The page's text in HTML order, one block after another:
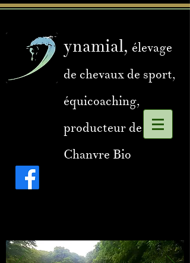
ynamial, élevage
de chevaux de sport,
équicoaching,
producteur de
Chanvre Bio